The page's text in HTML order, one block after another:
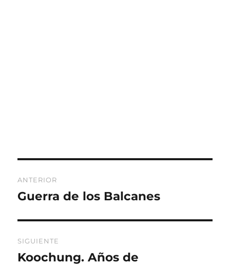
de
ANTERIOR
Entrada
Guerra de los Balcanes
SIGUIENTE
Entrada
Koochung. Años de